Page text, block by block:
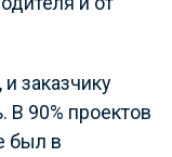
заказчику
В 90% проектов
был в